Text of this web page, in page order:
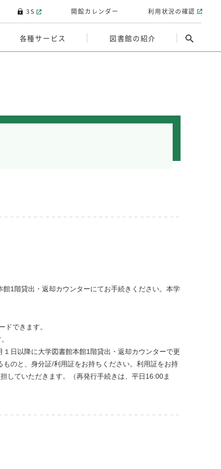
各種サービス 図書館の紹介
開館カレンダー 利用状況の確認
3S
1階貸出・返却カウンターにてお手続きください。本学
ドできます。
日以降に大学図書館本館1階貸出・返却カウンターで更
のと、身分証/利用証をお持ちください。利用証をお持
していただきます。（再発行手続きは、平日16:00ま